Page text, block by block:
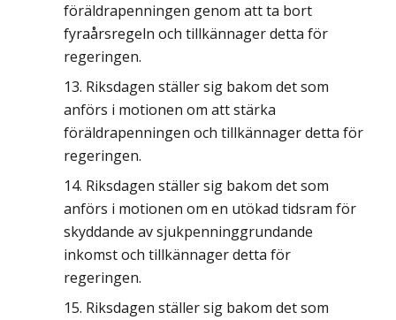
föräldrapenningen genom att ta bort
fyraårsregeln och tillkännager detta för
regeringen.
Riksdagen ställer sig bakom det som
anförs i motionen om att stärka
föräldrapenningen och tillkännager detta för
regeringen.
Riksdagen ställer sig bakom det som
anförs i motionen om en utökad tidsram för
skyddande av sjukpenninggrundande
inkomst och tillkännager detta för
regeringen.
Riksdagen ställer sig bakom det som